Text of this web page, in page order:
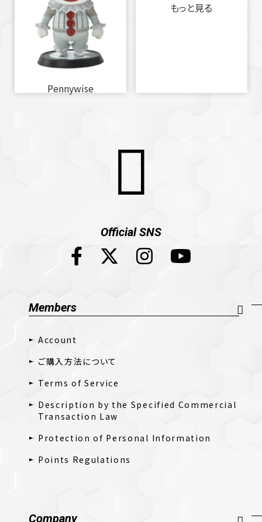
Pennywise
もっと見る
Official SNS
Members
Account
ご購入方法について
Terms of Service
Description by the Specified Commercial
Transaction Law
Protection of Personal Information
Points Regulations
Company